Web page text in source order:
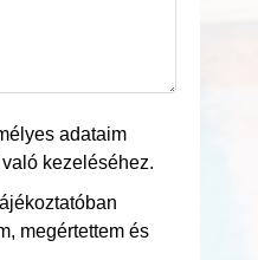
adataim
kezeléséhez.
megértettem és